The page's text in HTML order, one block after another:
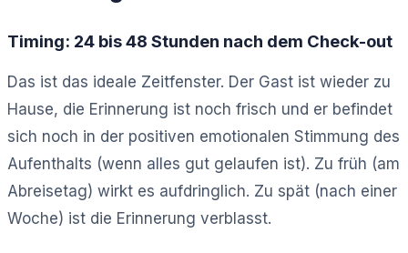
Timing: 24 bis 48 Stunden nach dem Check-out
Das ist das ideale Zeitfenster. Der Gast ist wieder zu
Hause, die Erinnerung ist noch frisch und er befindet
sich noch in der positiven emotionalen Stimmung des
Aufenthalts (wenn alles gut gelaufen ist). Zu früh (am
Abreisetag) wirkt es aufdringlich. Zu spät (nach einer
Woche) ist die Erinnerung verblasst.